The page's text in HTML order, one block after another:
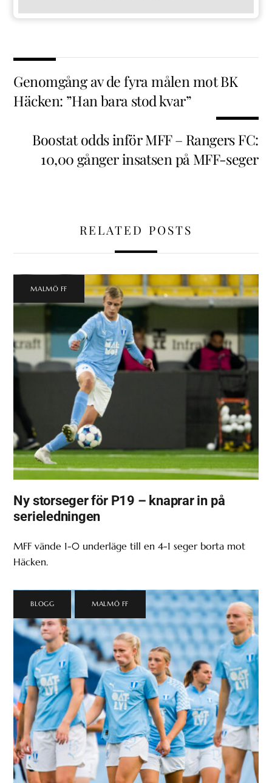
Genomgång av de fyra målen mot BK
Häcken: ”Han bara stod kvar”
Boostat odds inför MFF – Rangers FC:
10,00 gånger insatsen på MFF-seger
RELATED POSTS
MALMÖ FF
Ny storseger för P19 – knaprar in på
serieledningen
MFF vände 1-0 underläge till en 4-1 seger borta mot
Häcken.
BLOGG , MALMÖ FF